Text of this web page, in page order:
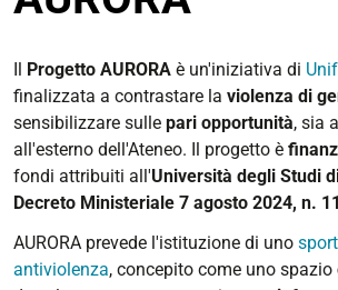
Il Progetto AURORA è un'iniziativa di
finalizzata a contrastare la violenza di
sensibilizzare sulle pari opportunità, sia
all'esterno dell'Ateneo. Il progetto è
fondi attribuiti all'Università degli Studi
Decreto Ministeriale 7 agosto 2024, n.
AURORA prevede l'istituzione di uno
antiviolenza, concepito come uno spazio